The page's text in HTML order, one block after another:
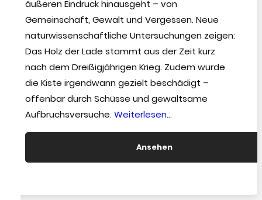
äußeren Eindruck hinausgeht – von
Gemeinschaft, Gewalt und Vergessen. Neue
naturwissenschaftliche Untersuchungen zeigen:
Das Holz der Lade stammt aus der Zeit kurz
nach dem Dreißigjährigen Krieg. Zudem wurde
die Kiste irgendwann gezielt beschädigt –
offenbar durch Schüsse und gewaltsame
Aufbruchsversuche. Weiterlesen…
auf
die
Vergangenheit:
die
Ansehen